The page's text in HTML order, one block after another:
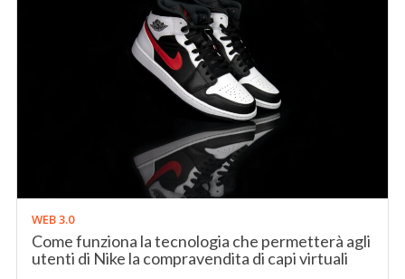
WEB 3.0
Come funziona la tecnologia che permetterà agli
utenti di Nike la compravendita di capi virtuali